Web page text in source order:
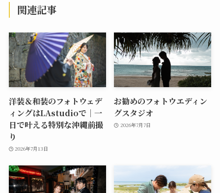
関連記事
洋装＆和装のフォトウェデ
ィングはLAstudioで｜一
日で叶える特別な沖縄前撮
り
2026年7月13日
お勧めのフォトウエディン
グスタジオ
2026年7月7日